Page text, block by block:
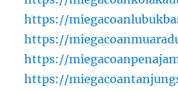
https://
https://
https://
https://